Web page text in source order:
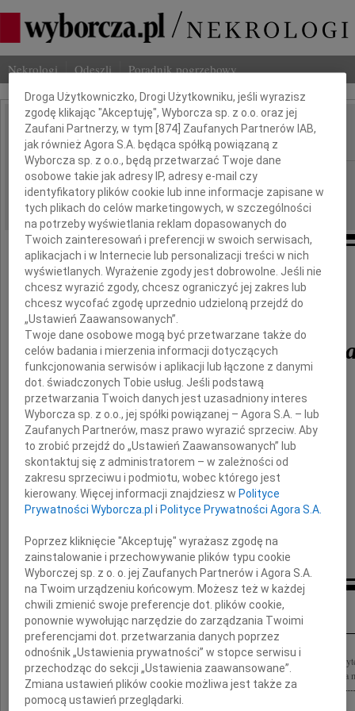
Nekrologi Odeszli Poradnik pogrzebowy
IMIĘ I NAZWISKO: Maria Olszewska
REGION: Łódź
DATA EMISJI: 05.02.2011
Zmarła Mama naszej Przyjaciółki
prof. Maria
Janusiu, Ewuniu
całym sercem jesteśmy przy Was
Ewa, Monika, Ania z mężami
Inne kondolencje
Z głębokim żalem żegnamy prof. zw. dr hab. Marię Olszewską Profesora
Rzeczywistego Polskiej Akademii Nauk, wybitną uczoną, wspaniałego nauczyciela
Dbamy o Twoją prywatność
Droga Użytkowniczko, Drogi Użytkowniku, jeśli wyrazisz
zgodę klikając "Akceptuję", Wyborcza sp. z o.o. oraz jej
Zaufani Partnerzy, w tym [874 ] Zaufanych Partnerów IAB,
jak również Agora S.A. będąca spółką powiązaną z
Wyborcza sp. z o.o., będą przetwarzać Twoje dane
osobowe takie jak adresy IP, adresy e-mail czy
identyfikatory plików cookie lub inne informacje zapisane w
tych plikach do celów marketingowych, w szczególności
na potrzeby wyświetlania reklam dopasowanych do
Twoich zainteresowań i preferencji w swoich serwisach,
aplikacjach i w Internecie lub personalizacji treści w nich
wyświetlanych. Wyrażenie zgody jest dobrowolne. Jeśli nie
chcesz wyrazić zgody, chcesz ograniczyć jej zakres lub
chcesz wycofać zgodę uprzednio udzieloną przejdź do
„Ustawień Zaawansowanych”.
Twoje dane osobowe mogą być przetwarzane także do
celów badania i mierzenia informacji dotyczących
funkcjonowania serwisów i aplikacji lub łączone z danymi
dot. świadczonych Tobie usług. Jeśli podstawą
przetwarzania Twoich danych jest uzasadniony interes
Wyborcza sp. z o.o., jej spółki powiązanej – Agora S.A. – lub
Zaufanych Partnerów, masz prawo wyrazić sprzeciw. Aby
to zrobić przejdź do „Ustawień Zaawansowanych” lub
skontaktuj się z administratorem – w zależności od
zakresu sprzeciwu i podmiotu, wobec którego jest
kierowany. Więcej informacji znajdziesz w Polityce
Prywatności Wyborcza.pl i Polityce Prywatności Agora S.A.
Poprzez kliknięcie "Akceptuję" wyrażasz zgodę na
zainstalowanie i przechowywanie plików typu cookie
Wyborczej sp. z o. o. jej Zaufanych Partnerów i Agora S.A.
na Twoim urządzeniu końcowym. Możesz też w każdej
chwili zmienić swoje preferencje dot. plików cookie,
ponownie wywołując narzędzie do zarządzania Twoimi
preferencjami dot. przetwarzania danych poprzez
odnośnik „Ustawienia prywatności” w stopce serwisu i
przechodząc do sekcji „Ustawienia zaawansowane”.
Zmiana ustawień plików cookie możliwa jest także za
pomocą ustawień przeglądarki.